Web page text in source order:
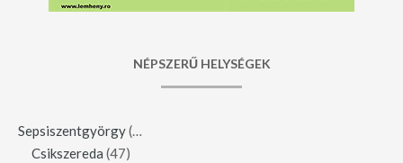
NÉPSZERŰ HELYSÉGEK
Sepsiszentgyörgy(123)
Csikszereda (47)